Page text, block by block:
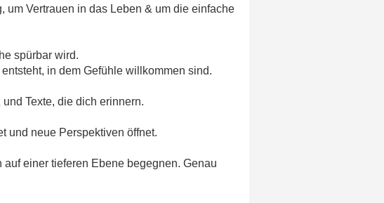
um Vertrauen in das Leben & um die einfache
spürbar wird.
in dem Gefühle willkommen sind.
Texte, die dich erinnern.
und neue Perspektiven öffnet.
einer tieferen Ebene begegnen. Genau